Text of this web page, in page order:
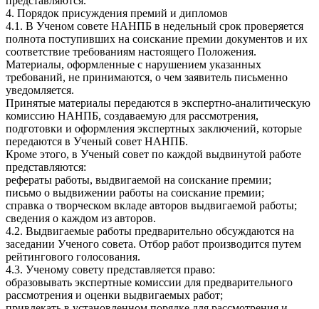
4. Порядок присуждения премий и дипломов
4.1. В Ученом совете НАНПБ в недельный срок проверяется
полнота поступивших на соискание премии документов и их
соответствие требованиям настоящего Положения.
Материалы, оформленные с нарушением указанных
требований, не принимаются, о чем заявитель письменно
уведомляется.
Принятые материалы передаются в экспертно-аналитическую
комиссию НАНПБ, создаваемую для рассмотрения,
подготовки и оформления экспертных заключений, которые
передаются в Ученый совет НАНПБ.
Кроме этого, в Ученый совет по каждой выдвинутой работе
представляются:
рефераты работы, выдвигаемой на соискание премии;
письмо о выдвижении работы на соискание премии;
справка о творческом вкладе авторов выдвигаемой работы;
сведения о каждом из авторов.
4.2. Выдвигаемые работы предварительно обсуждаются на
заседании Ученого совета. Отбор работ производится путем
рейтингового голосования.
4.3. Ученому совету представляется право:
образовывать экспертные комиссии для предварительного
рассмотрения и оценки выдвигаемых работ;